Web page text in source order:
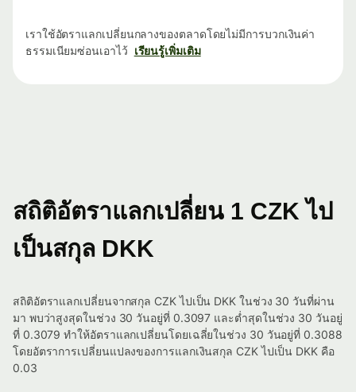
เราใช้อัตราแลกเปลี่ยนกลางของตลาดโดยไม่มีการบวกเงินค่า
ธรรมเนียมซ่อนเอาไว้ เรียนรู้เพิ่มเติม
สถิติอัตราแลกเปลี่ยน 1 CZK ไป
เป็นสกุล DKK
สถิติอัตราแลกเปลี่ยนจากสกุล CZK ไปเป็น DKK ในช่วง 30 วันที่ผ่าน
มา พบว่าสูงสุดในช่วง 30 วันอยู่ที่ 0.3097 และต่ำสุดในช่วง 30 วันอยู่
ที่ 0.3079 ทำให้อัตราแลกเปลี่ยนโดยเฉลี่ยในช่วง 30 วันอยู่ที่ 0.3088
โดยอัตราการเปลี่ยนแปลงของการแลกเงินสกุล CZK ไปเป็น DKK คือ
0.03